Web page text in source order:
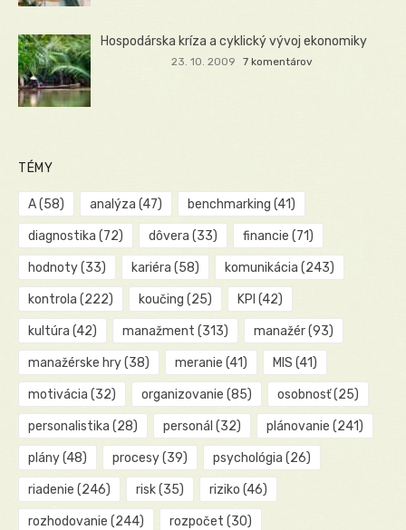
Hospodárska kríza a cyklický vývoj ekonomiky
23. 10. 2009 7 komentárov
TÉMY
A(58) analýza (47) benchmarking (41)
diagnostika (72) dôvera (33) financie (71)
hodnoty(33) kariéra (58) komunikácia (243)
kontrola (222) koučing (25) KPI (42)
kultúra (42) manažment (313) manažér(93)
manažérske hry(38) meranie (41) MIS (41)
motivácia (32) organizovanie (85) osobnosť(25)
personalistika (28) personál (32) plánovanie (241)
plány(48) procesy(39) psychológia (26)
riadenie (246) risk(35) riziko (46)
rozhodovanie (244) rozpočet (30)